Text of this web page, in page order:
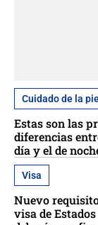
Cuidado de la
Estas son las
diferencias
día y el de
Visa
Nuevo
visa de